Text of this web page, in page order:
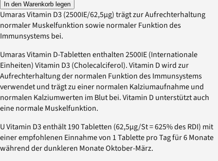
In den Warenkorb legen
Umaras Vitamin D3 (2500IE/62,5µg) trägt zur Aufrechterhaltung
normaler Muskelfunktion sowie normaler Funktion des
Immunsystems bei.
Umaras Vitamin D-Tabletten enthalten 2500IE (Internationale
Einheiten) Vitamin D3 (Cholecalciferol). Vitamin D wird zur
Aufrechterhaltung der normalen Funktion des Immunsystems
verwendet und trägt zu einer normalen Kalziumaufnahme und
normalen Kalziumwerten im Blut bei. Vitamin D unterstützt auch
eine normale Muskelfunktion.
U Vitamin D3 enthält 190 Tabletten (62,5µg/St = 625% des RDI) mit
einer empfohlenen Einnahme von 1 Tablette pro Tag für 6 Monate
während der dunkleren Monate Oktober-März.